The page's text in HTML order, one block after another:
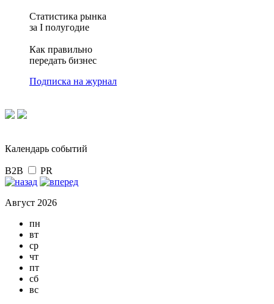
Статистика рынка
за I полугодие
Как правильно
передать бизнес
Подписка на журнал
Календарь событий
B2B PR
Август 2026
пн
вт
ср
чт
пт
сб
вс